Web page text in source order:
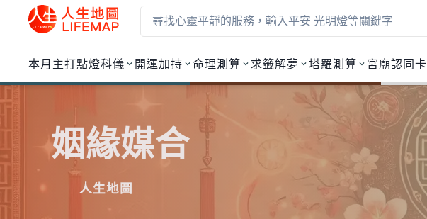
本月主打點燈科儀 開運加持 命理測算 求籤解夢 塔羅測算 宮廟認同卡
姻緣媒合
人生地圖